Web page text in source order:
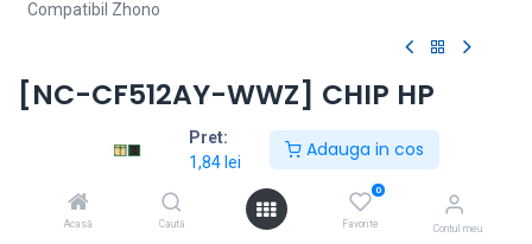
Pret:
1,84lei
Adauga in cos
Acasă Caută
0
Favorite Contul meu
Compatibil Zhono
[NC-CF512AY-WWZ] CHIP HP
Color LJ Pro M 154 NW, Color LJ
Pro M 181 FW, CLJ PRO M 154 A,
MFP M 180 0.9k CF512AY Yellow